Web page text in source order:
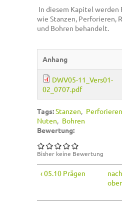
In diesem Kapitel
wie Stanzen, Perforieren,
und Bohren behandelt.
Anhang
DWV05-11_Vers01-
02_0707.pdf
Tags:Stanzen Perforieren
Nuten
Bohren
Bewertung:
Bisher keine Bewertung
‹ 05.10 Prägen
nach